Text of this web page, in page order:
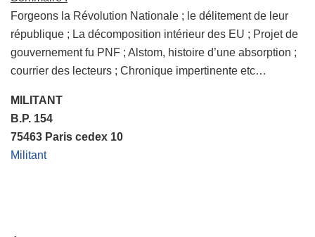
Forgeons la Révolution Nationale ; le délitement de leur
république ; La décomposition intérieur des EU ; Projet de
gouvernement fu PNF ; Alstom, histoire d’une absorption ;
courrier des lecteurs ; Chronique impertinente etc…
MILITANT
B.P. 154
75463 Paris cedex 10
Militant